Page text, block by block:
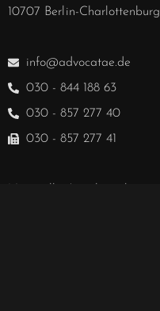
10707 Berlin-Charlottenburg
info@advocatae.de
030 - 844 188 63
030 - 857 277 40
030 - 857 277 41